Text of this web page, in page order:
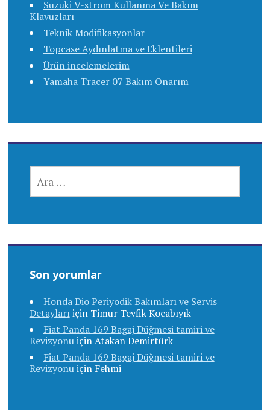
Suzuki V-strom Kullanma Ve Bakım
Klavuzları
Teknik Modifikasyonlar
Topcase Aydınlatma ve Eklentileri
Ürün incelemelerim
Yamaha Tracer 07 Bakım Onarım
Son yorumlar
Honda Dio Periyodik Bakımları ve Servis
Detaylarıiçin Timur Tevfik Kocabıyık
Fiat Panda 169 Bagaj Düğmesi tamiri ve
RevizyonuiçinAtakan Demirtürk
Fiat Panda 169 Bagaj Düğmesi tamiri ve
Revizyonuiçin Fehmi